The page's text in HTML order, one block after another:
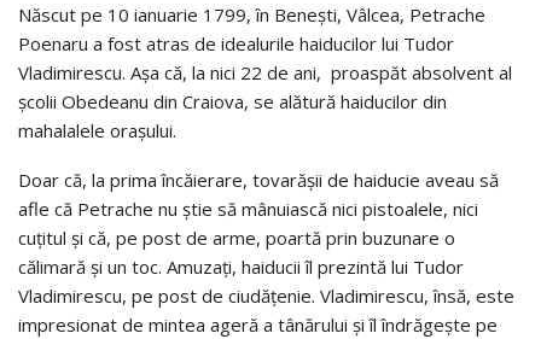
Născut pe 10 ianuarie 1799, în Benești, Vâlcea, Petrache
Poenaru a fost atras de idealurile haiducilor lui Tudor
Vladimirescu. Așa că, la nici 22 de ani, proaspăt absolvent al
școlii Obedeanu din Craiova, se alătură haiducilor din
mahalalele orașului.
Doar că, la prima încăierare, tovarășii de haiducie aveau să
afle că Petrache nu știe să mânuiască nici pistoalele, nici
cuțitul și că, pe post de arme, poartă prin buzunare o
călimară și un toc. Amuzați, haiducii îl prezintă lui Tudor
Vladimirescu, pe post de ciudățenie. Vladimirescu, însă, este
impresionat de mintea ageră a tânărului și îl îndrăgește pe